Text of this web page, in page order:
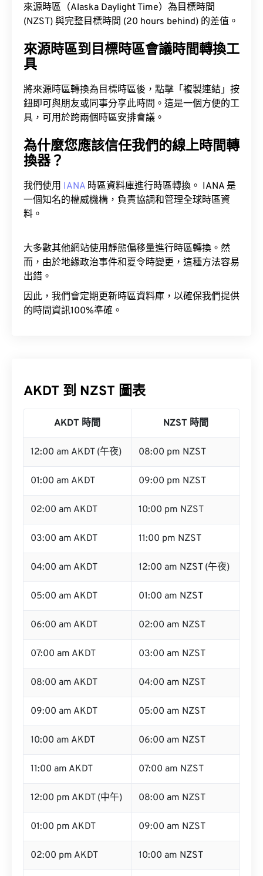
來源時區（Alaska Daylight Time）為目標時間
(NZST) 與完整目標時間 (20 hours behind) 的差值。
來源時區到目標時區會議時間轉換工
具
將來源時區轉換為目標時區後，點擊「複製連結」按
鈕即可與朋友或同事分享此時間。這是一個方便的工
具，可用於跨兩個時區安排會議。
為什麼您應該信任我們的線上時間轉
換器？
我們使用 IANA 時區資料庫進行時區轉換。 IANA 是
一個知名的權威機構，負責協調和管理全球時區資
料。
大多數其他網站使用靜態偏移量進行時區轉換。然
而，由於地緣政治事件和夏令時變更，這種方法容易
出錯。
因此，我們會定期更新時區資料庫，以確保我們提供
的時間資訊100%準確。
AKDT 到 NZST 圖表
AKDT 時間 NZST 時間
12:00 am AKDT (午夜) 08:00 pm NZST
01:00 am AKDT 09:00 pm NZST
02:00 am AKDT 10:00 pm NZST
03:00 am AKDT 11:00 pm NZST
04:00 am AKDT 12:00 am NZST (午夜)
05:00 am AKDT 01:00 am NZST
06:00 am AKDT 02:00 am NZST
07:00 am AKDT 03:00 am NZST
08:00 am AKDT 04:00 am NZST
09:00 am AKDT 05:00 am NZST
10:00 am AKDT 06:00 am NZST
11:00 am AKDT 07:00 am NZST
12:00 pm AKDT (中午) 08:00 am NZST
01:00 pm AKDT 09:00 am NZST
02:00 pm AKDT 10:00 am NZST